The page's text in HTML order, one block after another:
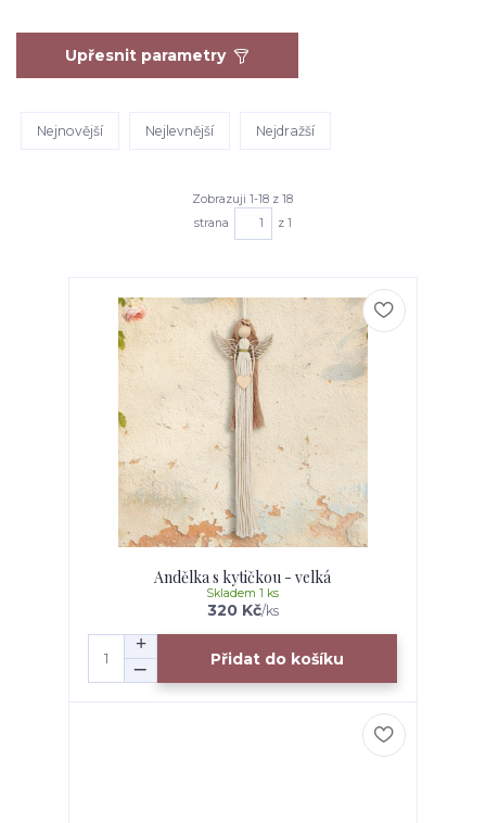
Upřesnit parametry
Nejnovější Nejlevnější Nejdražší
Zobrazuji 1-18 z 18
strana
z 1
Andělka s kytičkou - velká
320 Kč/ks
Skladem 1 ks
Přidat do košíku